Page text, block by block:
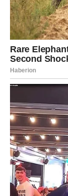
Možda kroz
Možda kroz
Kako god bilo,
razloga.
ČUDA
Ribe su znak
teško.